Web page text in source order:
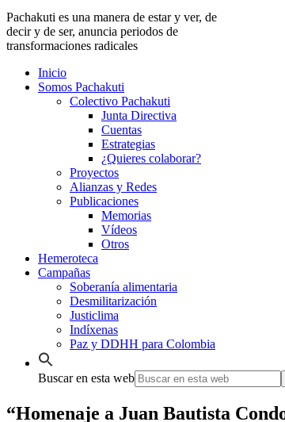
Pachakuti es una manera de estar y ver, de
decir y de ser, anuncia periodos de
transformaciones radicales
Inicio
Somos Pachakuti
Colectivo Pachakuti
Junta Directiva
Cuentas
Estrategias
¿Quieres colaborar?
Proyectos
Alianzas y Redes
Publicaciones
Memorias
Vídeos
Otros
Hemeroteca
Campañas
Soberanía alimentaria
Desmilitarización
Justiclima
Indíxenas
Paz y DDHH para Colombia
Buscar en esta web
“Homenaje a Juan Bautista